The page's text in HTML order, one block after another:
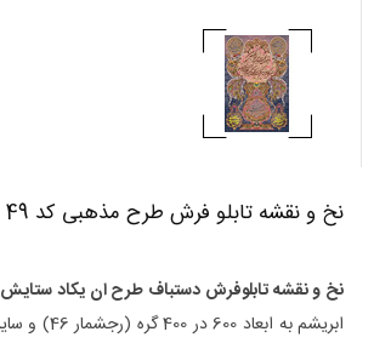
نخ و نقشه تابلو فرش طرح مذهبی کد 49
نخ و نقشه تابلوفرش دستباف طرح ان یکاد ستایش